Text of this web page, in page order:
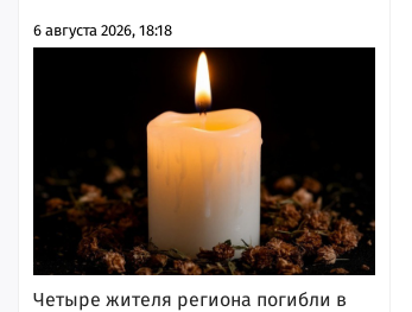
6 августа 2026, 18:18
Четыре жителя региона погибли в